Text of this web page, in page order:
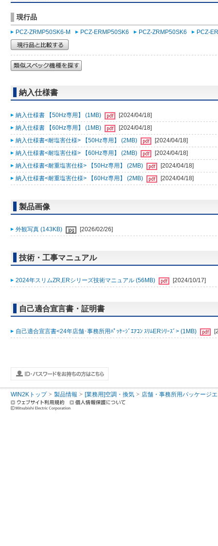
現行品
PCZ-ZRMP50SK6-M PCZ-ERMP50SK6 PCZ-ZRMP50SK6 PCZ-
納入仕様書
納入仕様書 【50Hz専用】 (1MB)
[2024/04/18]
納入仕様書 【60Hz専用】 (1MB)
[2024/04/18]
納入仕様書<耐塩害仕様> 【50Hz専用】 (2MB)
[2024/04/18]
納入仕様書<耐塩害仕様> 【60Hz専用】 (2MB)
[2024/04/18]
納入仕様書<耐重塩害仕様> 【50Hz専用】 (2MB)
[2024/04/18]
納入仕様書<耐重塩害仕様> 【60Hz専用】 (2MB)
[2024/04/18]
製品画像
外観写真 (143KB) [2026/02/26]
技術・工事マニュアル
2024年スリムZR,ERシリーズ技術マニュアル (56MB) [2024/10/17]
自己適合宣言書・証明書
自己適合宣言書<24年店舗･事務所用ﾊﾟｯｹｰｼﾞｴｱｺﾝ ｽﾘﾑERｼﾘｰｽﾞ> (1MB)
WIN2Kトップ 製品情報 [業務用]空調・換気 店舗・事務所用パッケージ